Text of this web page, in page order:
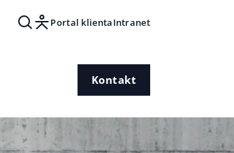
Portal klientaIntranet
Kontakt